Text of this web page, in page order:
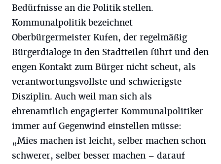
Bedürfnisse an die Politik stellen.
Kommunalpolitik bezeichnet
Oberbürgermeister Kufen, der regelmäßig
Bürgerdialoge in den Stadtteilen führt und den
engen Kontakt zum Bürger nicht scheut, als
verantwortungsvollste und schwierigste
Disziplin. Auch weil man sich als
ehrenamtlich engagierter Kommunalpolitiker
immer auf Gegenwind einstellen müsse:
„Mies machen ist leicht, selber machen schon
schwerer, selber besser machen – darauf